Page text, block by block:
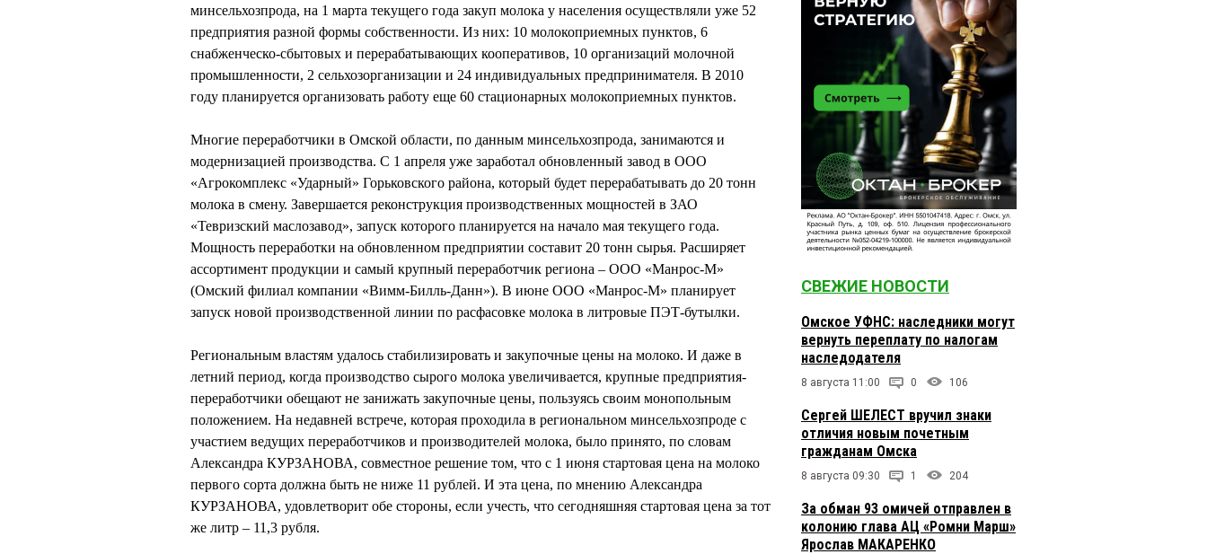
минсельхозпрода, на 1 марта текущего года закуп молока у населения осуществляли уже 52
предприятия разной формы собственности. Из них: 10 молокоприемных пунктов, 6
снабженческо-сбытовых и перерабатывающих кооперативов, 10 организаций молочной
промышленности, 2 сельхозорганизации и 24 индивидуальных предпринимателя. В 2010
году планируется организовать работу еще 60 стационарных молокоприемных пунктов.
Многие переработчики в Омской области, по данным минсельхозпрода, занимаются и
модернизацией производства. С 1 апреля уже заработал обновленный завод в ООО
«Агрокомплекс «Ударный» Горьковского района, который будет перерабатывать до 20 тонн
молока в смену. Завершается реконструкция производственных мощностей в ЗАО
«Тевризский маслозавод», запуск которого планируется на начало мая текущего года.
Мощность переработки на обновленном предприятии составит 20 тонн сырья. Расширяет
ассортимент продукции и самый крупный переработчик региона – ООО «Манрос-М»
(Омский филиал компании «Вимм-Билль-Данн»). В июне ООО «Манрос-М» планирует
запуск новой производственной линии по расфасовке молока в литровые ПЭТ-бутылки.
Региональным властям удалось стабилизировать и закупочные цены на молоко. И даже в
летний период, когда производство сырого молока увеличивается, крупные предприятия-
переработчики обещают не занижать закупочные цены, пользуясь своим монопольным
положением. На недавней встрече, которая проходила в региональном минсельхозпроде с
участием ведущих переработчиков и производителей молока, было принято, по словам
Александра КУРЗАНОВА, совместное решение том, что с 1 июня стартовая цена на молоко
первого сорта должна быть не ниже 11 рублей. И эта цена, по мнению Александра
КУРЗАНОВА, удовлетворит обе стороны, если учесть, что сегодняшняя стартовая цена за тот
же литр – 11,3 рубля.
СВЕЖИЕ НОВОСТИ
Омское УФНС: наследники могут
вернуть переплату по налогам
наследодателя
8 августа 11:00 0 106
Сергей ШЕЛЕСТ вручил знаки
отличия новым почетным
гражданам Омска
8 августа 09:30 1 204
За обман 93 омичей отправлен в
колонию глава АЦ «Ромни Марш»
Ярослав МАКАРЕНКО